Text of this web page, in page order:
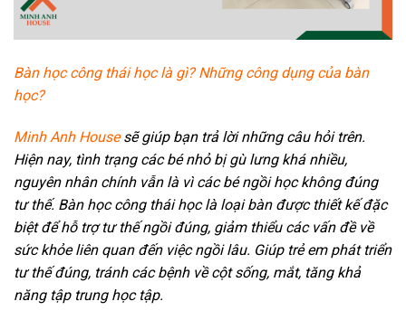
Bàn học công thái học là gì? Những công dụng của bàn
học?
Minh Anh Housesẽ giúp bạn trả lời những câu hỏi trên.
Hiện nay, tình trạng các bé nhỏ bị gù lưng khá nhiều,
nguyên nhân chính vẫn là vì các bé ngồi học không đúng
tư thế. Bàn học công thái học là loại bàn được thiết kế đặc
biệt để hỗ trợ tư thế ngồi đúng, giảm thiểu các vấn đề về
sức khỏe liên quan đến việc ngồi lâu. Giúp trẻ em phát triển
tư thế đúng, tránh các bệnh về cột sống, mắt, tăng khả
năng tập trung học tập.